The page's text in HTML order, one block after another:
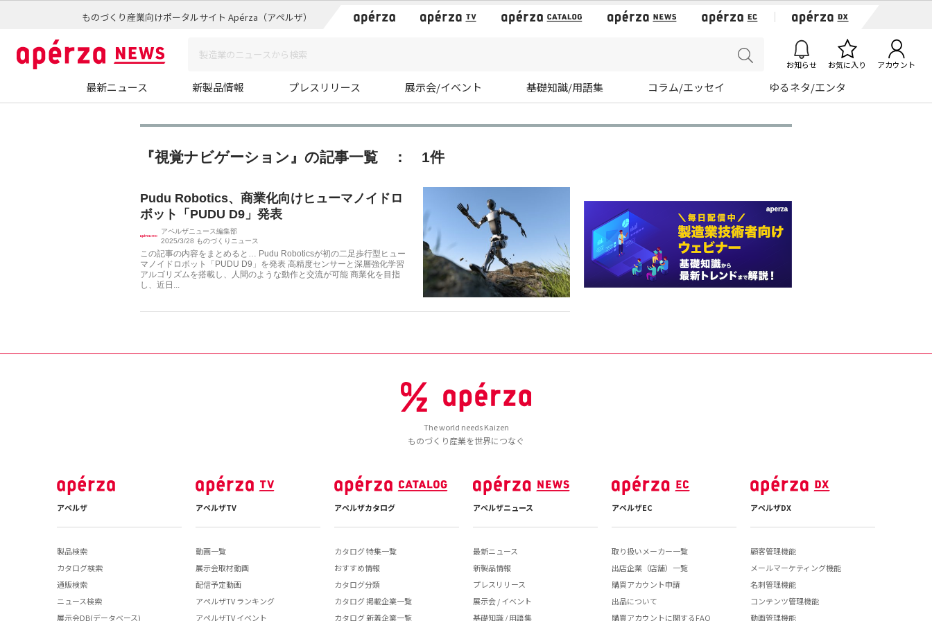
ものづくり産業向けポータルサイト Apérza（アペルザ）
お知らせ お気に入り アカウント
最新ニュース 新製品情報 プレスリリース 展示会/イベント 基礎知識/用語集 コラム/エッセイ ゆるネタ/エンタ
『視覚ナビゲーション』の記事一覧 ： 1件
Pudu Robotics、商業化向けヒューマノイドロ
ボット「PUDU D9」発表
アペルザニュース編集部
2025/3/28 ものづくりニュース
この記事の内容をまとめると… Pudu Roboticsが初の二足歩行型ヒュー
マノイドロボット「PUDU D9」を発表 高精度センサーと深層強化学習
アルゴリズムを搭載し、人間のような動作と交流が可能 商業化を目指
し、近日...
The world needs Kaizen
ものづくり産業を世界につなぐ
アペルザ
製品検索
カタログ検索
通販検索
ニュース検索
展示会DB(データベース)
アペルザTV
動画一覧
展示会取材動画
配信予定動画
アペルザTV ランキング
アペルザTV イベント
アペルザカタログ
カタログ 特集一覧
おすすめ情報
カタログ分類
カタログ 掲載企業一覧
カタログ 新着企業一覧
アペルザニュース
最新ニュース
新製品情報
プレスリリース
展示会 / イベント
基礎知識 / 用語集
アペルザEC
取り扱いメーカー一覧
出店企業（店舗）一覧
購買アカウント申請
出品について
購買アカウントに関するFAQ
アペルザDX
顧客管理機能
メールマーケティング機能
名刺管理機能
コンテンツ管理機能
動画管理機能